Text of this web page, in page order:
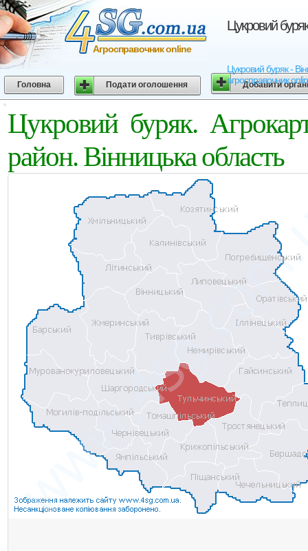
Цукровий
Цукровий буряк -
агросправочник
Агросправочник online
Головна Подати оголошення Добавити
Цукровий буряк.
район. Вінницька область